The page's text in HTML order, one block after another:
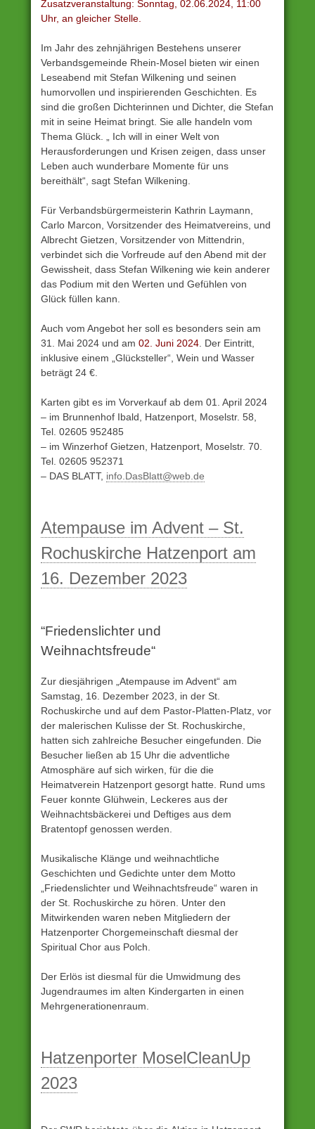
Zusatzveranstaltung: Sonntag, 02.06.2024, 11:00
Uhr, an gleicher Stelle.
Im Jahr des zehnjährigen Bestehens unserer
Verbandsgemeinde Rhein-Mosel bieten wir einen
Leseabend mit Stefan Wilkening und seinen
humorvollen und inspirierenden Geschichten. Es
sind die großen Dichterinnen und Dichter, die Stefan
mit in seine Heimat bringt. Sie alle handeln vom
Thema Glück. „ Ich will in einer Welt von
Herausforderungen und Krisen zeigen, dass unser
Leben auch wunderbare Momente für uns
bereithält“, sagt Stefan Wilkening.
Für Verbandsbürgermeisterin Kathrin Laymann,
Carlo Marcon, Vorsitzender des Heimatvereins, und
Albrecht Gietzen, Vorsitzender von Mittendrin,
verbindet sich die Vorfreude auf den Abend mit der
Gewissheit, dass Stefan Wilkening wie kein anderer
das Podium mit den Werten und Gefühlen von
Glück füllen kann.
Auch vom Angebot her soll es besonders sein am
31. Mai 2024 und am 02. Juni 2024. Der Eintritt,
inklusive einem „Glücksteller“, Wein und Wasser
beträgt 24 €.
Karten gibt es im Vorverkauf ab dem 01. April 2024
– im Brunnenhof Ibald, Hatzenport, Moselstr. 58,
Tel. 02605 952485
– im Winzerhof Gietzen, Hatzenport, Moselstr. 70.
Tel. 02605 952371
– DAS BLATT, info.DasBlatt@web.de
Archiv
eingestellt
Atempause im Advent – St.
Rochuskirche Hatzenport am
16. Dezember 2023
“Friedenslichter und
Weihnachtsfreude“
Zur diesjährigen „Atempause im Advent“ am
Samstag, 16. Dezember 2023, in der St.
Rochuskirche und auf dem Pastor-Platten-Platz, vor
der malerischen Kulisse der St. Rochuskirche,
hatten sich zahlreiche Besucher eingefunden. Die
Besucher ließen ab 15 Uhr die adventliche
Atmosphäre auf sich wirken, für die die
Heimatverein Hatzenport gesorgt hatte. Rund ums
Feuer konnte Glühwein, Leckeres aus der
Weihnachtsbäckerei und Deftiges aus dem
Bratentopf genossen werden.
Musikalische Klänge und weihnachtliche
Geschichten und Gedichte unter dem Motto
„Friedenslichter und Weihnachtsfreude“ waren in
der St. Rochuskirche zu hören. Unter den
Mitwirkenden waren neben Mitgliedern der
Hatzenporter Chorgemeinschaft diesmal der
Spiritual Chor aus Polch.
Der Erlös ist diesmal für die Umwidmung des
Jugendraumes im alten Kindergarten in einen
Mehrgenerationenraum.
Archiv
eingestellt
Hatzenporter MoselCleanUp
2023